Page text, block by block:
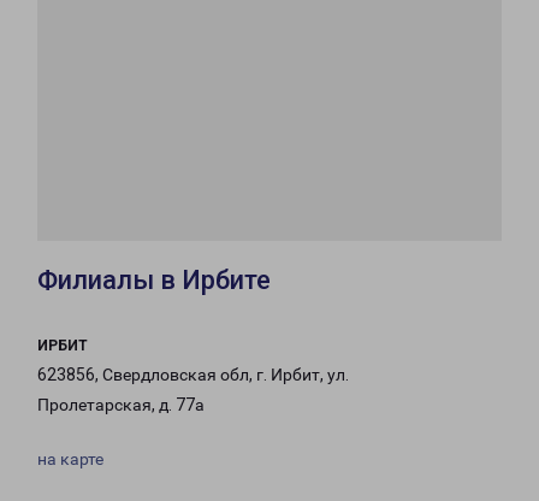
Филиалы в Ирбите
ИРБИТ
623856, Свердловская обл, г. Ирбит, ул.
Пролетарская, д. 77а
на карте